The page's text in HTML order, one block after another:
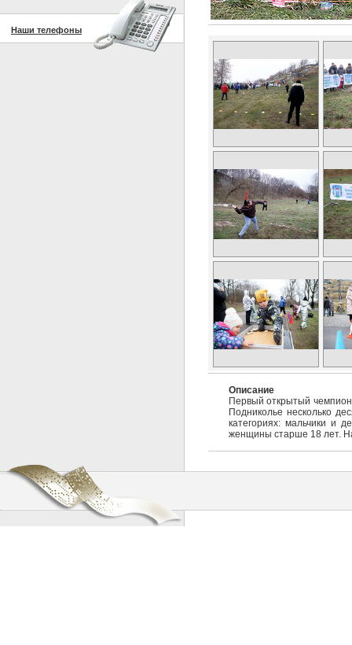
Описание
Первый открытый
Подниколье несколько
категориях: мальчики и
женщины старше 18 лет.
Наши телефоны